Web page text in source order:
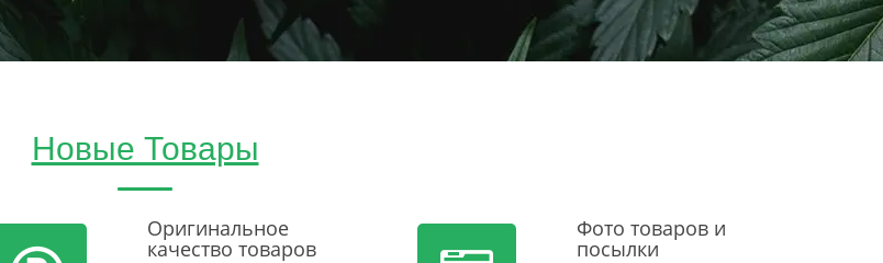
Новые Товары
Оригинальное
качество товаров
Фото товаров и
посылки